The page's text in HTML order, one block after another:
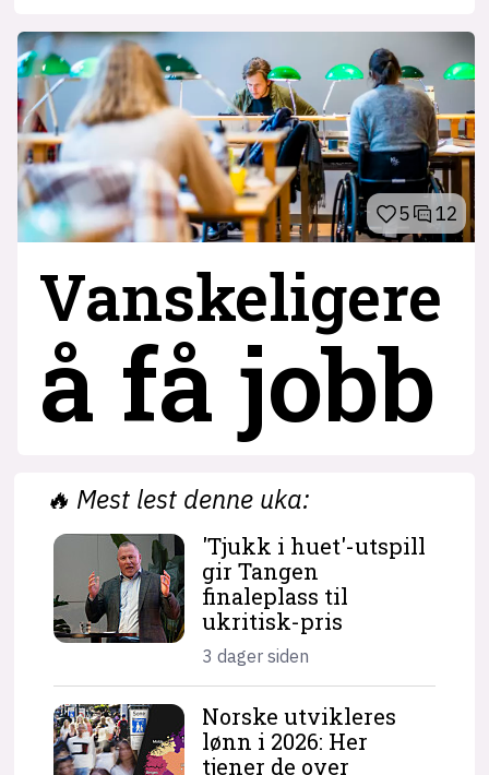
5 12
Vanskeligere
å få jobb
🔥 Mest lest denne uka:
'Tjukk i huet'-utspill
gir Tangen
finaleplass til
ukritisk-pris
3 dager siden
Norske utvikleres
lønn i 2026: Her
tjener de over